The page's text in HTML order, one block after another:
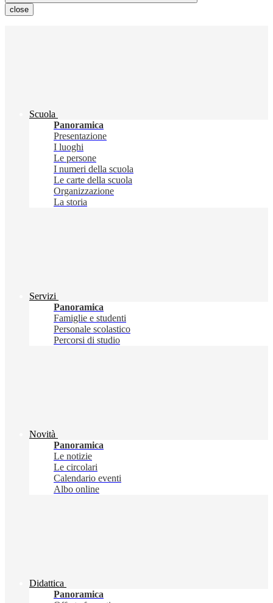
close
Scuola
Panoramica
Presentazione
I luoghi
Le persone
I numeri della scuola
Le carte della scuola
Organizzazione
La storia
Servizi
Panoramica
Famiglie e studenti
Personale scolastico
Percorsi di studio
Novità
Panoramica
Le notizie
Le circolari
Calendario eventi
Albo online
Didattica
Panoramica